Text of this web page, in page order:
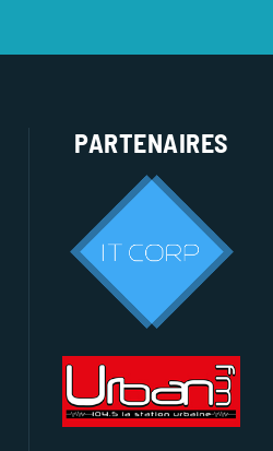
PARTENAIRES